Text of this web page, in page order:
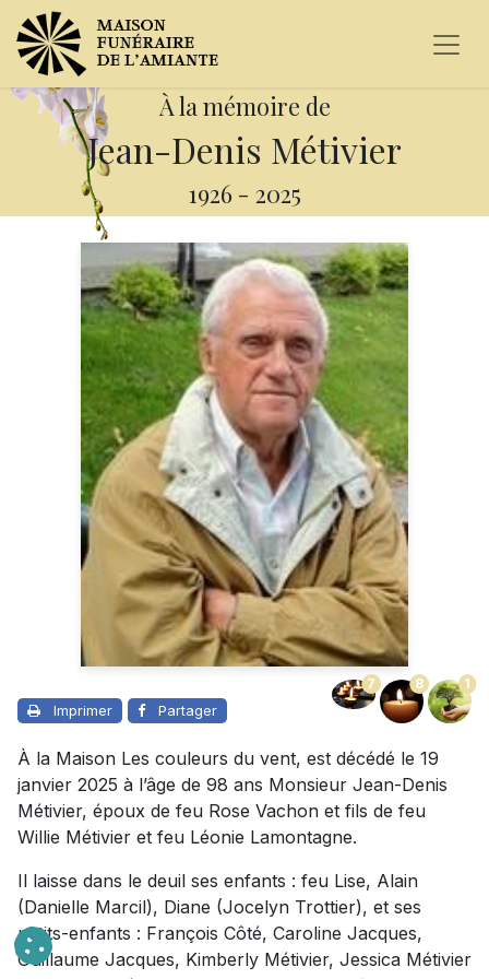
À la mémoire de
Jean-Denis Métivier
1926 - 2025
Imprimer Partager
7 8 1
À la Maison Les couleurs du vent, est décédé le 19
janvier 2025 à l’âge de 98 ans Monsieur Jean-Denis
Métivier, époux de feu Rose Vachon et fils de feu
Willie Métivier et feu Léonie Lamontagne.
Il laisse dans le deuil ses enfants : feu Lise, Alain
(Danielle Marcil), Diane (Jocelyn Trottier), et ses
petits-enfants : François Côté, Caroline Jacques,
Guillaume Jacques, Kimberly Métivier, Jessica Métivier